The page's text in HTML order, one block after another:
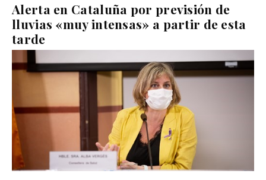
Alerta en Cataluña por previsión de
lluvias «muy intensas» a partir de esta
tarde